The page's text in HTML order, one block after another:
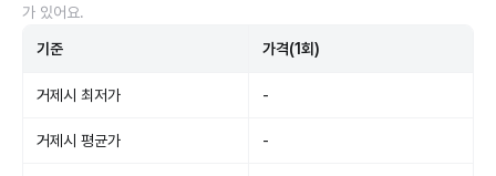
가 있어요.
기준 가격(1회)
거제시 최저가 -
거제시 평균가 -